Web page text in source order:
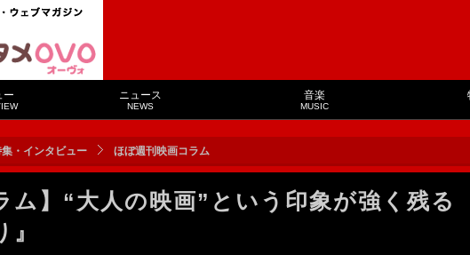
ー ニュース
NEWS
音楽
MUSIC
・インタビュー ほぼ週刊映画コラム
ム】“大人の映画”という印象が強く残る
』